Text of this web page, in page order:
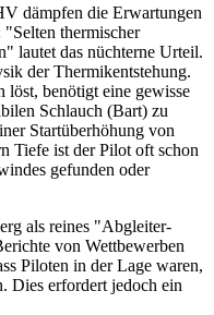
dämpfen die Erwartungen
thermischer
lautet das nüchterne Urteil.
der Thermikentstehung.
löst, benötigt eine gewisse
Schlauch (Bart) zu
Startüberhöhung von
Tiefe ist der Pilot oft schon
gefunden oder
als reines "Abgleiter-
von Wettbewerben
Piloten in der Lage waren,
Dies erfordert jedoch ein